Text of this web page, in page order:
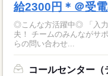
給2300円＊＠受
◎こんな方活躍中◎ 「入力
夫！ チームのみんながサポートします。 ▼
らの問い合わせ...
コールセンター（